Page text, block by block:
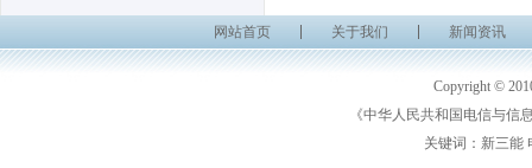
网站首页 关于我们 新闻资讯
Copyright ©
《中华人民共和国电信与信
关键词：新三能